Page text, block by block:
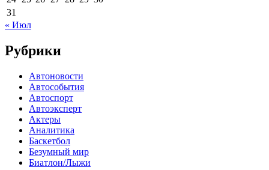
31
« Июл
Рубрики
Автоновости
Автособытия
Автоспорт
Автоэксперт
Актеры
Аналитика
Баскетбол
Безумный мир
Биатлон/Лыжи